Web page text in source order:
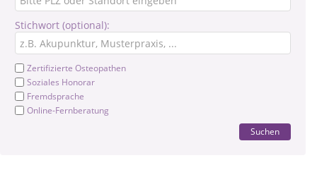
Stichwort (optional):
Zertifizierte Osteopathen
Soziales Honorar
Fremdsprache
Online-Fernberatung
Suchen